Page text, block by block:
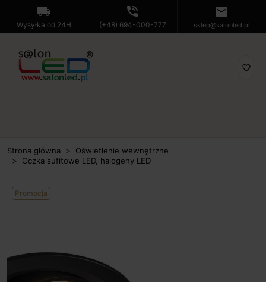
local_shipping
Wysyłka od 24H
phone_in_talk
(+48) 694-000-777
mail
sklep@salonled.pl
favorite_border
Strona główna
Oświetlenie wewnętrzne
Oczka sufitowe LED, halogeny LED
Promocja